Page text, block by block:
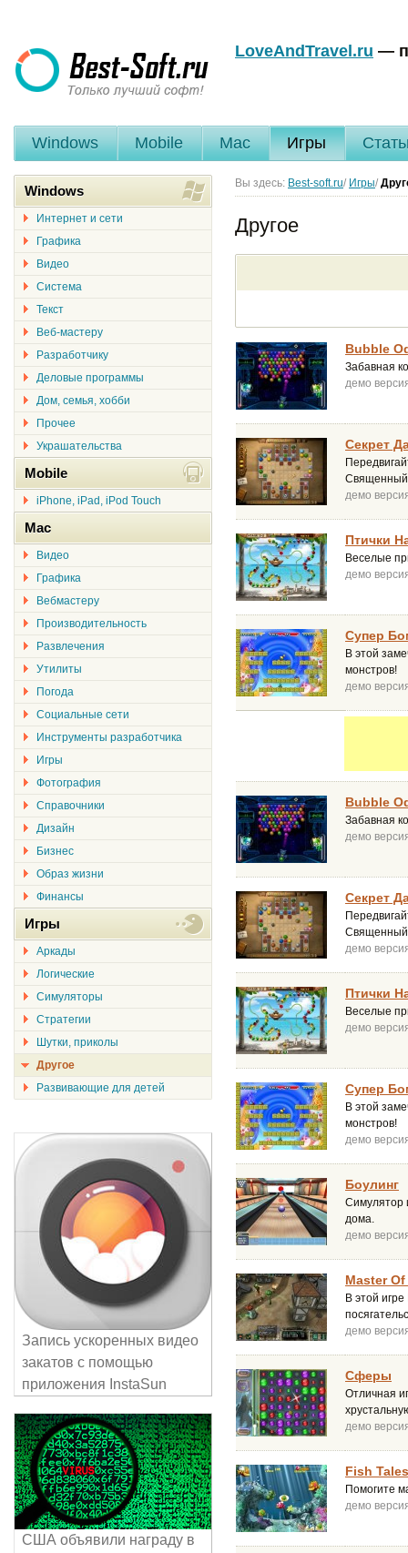
LoveAndTravel.ru —
Windows Mobile Mac Игры
Вы здесь: Best-soft.ru/ Игры/
Другое
Bubble
Забавная
демо
Секрет
Священный
демо
Птички
Веселые
демо
Супер
В этой
монстров!
демо
Bubble
Забавная
демо
Секрет
Священный
демо
Птички
Веселые
демо
Супер
В этой
монстров!
демо
Боулинг
Симулятор
дома.
демо
Master
В этой
демо
Сферы
Отличная
демо
Fish Tales
Помогите
демо
Windows
Интернет и сети
Графика
Видео
Система
Текст
Веб-мастеру
Разработчику
Деловые программы
Дом, семья, хобби
Прочее
Украшательства
Mobile
iPhone, iPad, iPod Touch
Mac
Видео
Графика
Вебмастеру
Производительность
Развлечения
Утилиты
Погода
Социальные сети
Инструменты разработчика
Игры
Фотография
Справочники
Дизайн
Бизнес
Образ жизни
Финансы
Игры
Аркады
Логические
Симуляторы
Стратегии
Шутки, приколы
Другое
Развивающие для детей
Запись ускоренных видео
закатов с помощью
приложения InstaSun
США объявили награду в